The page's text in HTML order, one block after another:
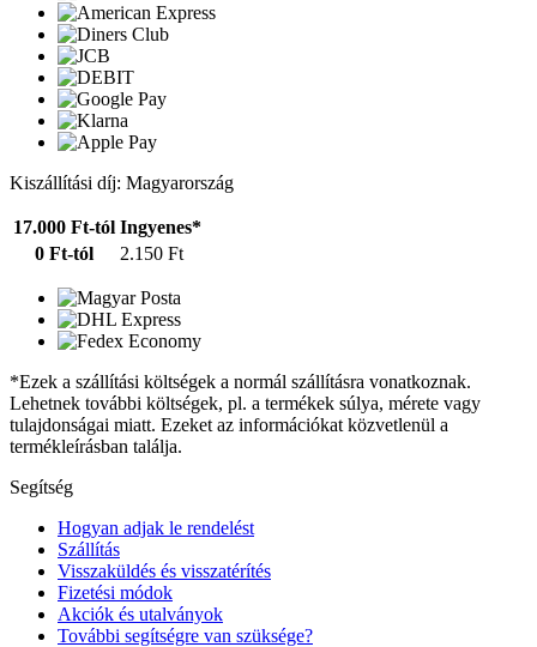
Kiszállítási díj: Magyarország
17.000 Ft-tól Ingyenes*
0 Ft-tól
2.150 Ft
*Ezek a szállítási költségek a normál szállításra vonatkoznak.
Lehetnek további költségek, pl. a termékek súlya, mérete vagy
tulajdonságai miatt. Ezeket az információkat közvetlenül a
termékleírásban találja.
Segítség
Hogyan adjak le rendelést
Szállítás
Visszaküldés és visszatérítés
Fizetési módok
Akciók és utalványok
További segítségre van szüksége?